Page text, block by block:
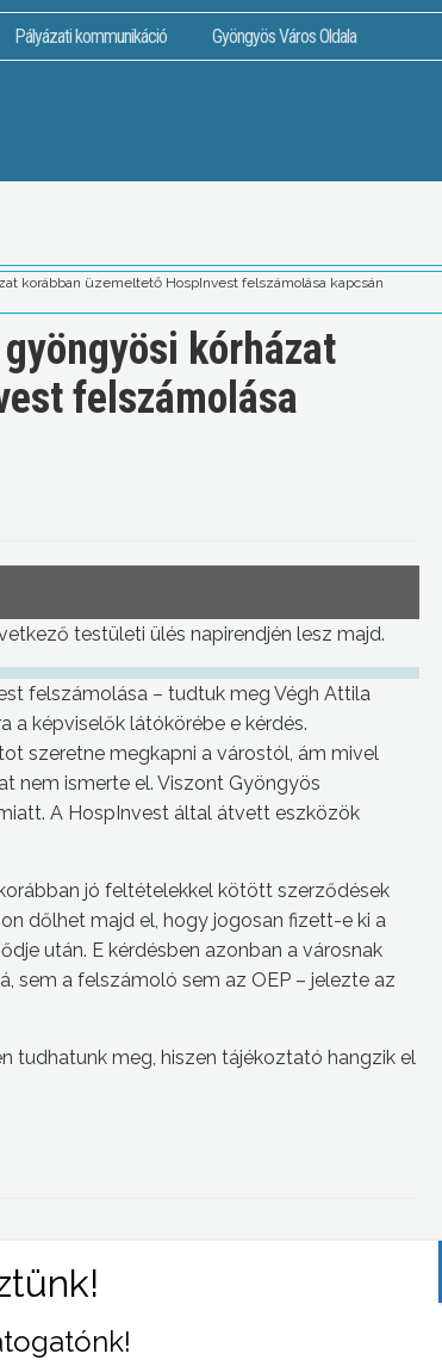
Pályázati kommunikáció Gyöngyös Város Oldala
korábban üzemeltető HospInvest felszámolása kapcsán
kórházat
felszámolása
testületi ülés napirendjén lesz majd.
felszámolása – tudtuk meg Végh Attila
a képviselők látókörébe e kérdés.
szeretne megkapni a várostól, ám mivel
nem ismerte el. Viszont Gyöngyös
A HospInvest által átvett eszközök
jó feltételekkel kötött szerződések
dőlhet majd el, hogy jogosan fizett-e ki a
után. E kérdésben azonban a városnak
sem a felszámoló sem az OEP – jelezte az
tudhatunk meg, hiszen tájékoztató hangzik el